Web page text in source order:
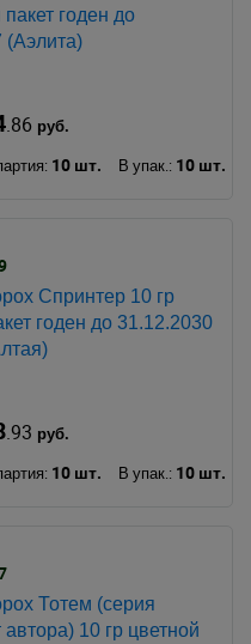
пакет годен до
(Аэлита)
.86 руб.
10 шт. В упак.: 10 шт.
Спринтер 10 гр
годен до 31.12.2030
.93 руб.
10 шт. В упак.: 10 шт.
Тотем (серия
10 гр цветной